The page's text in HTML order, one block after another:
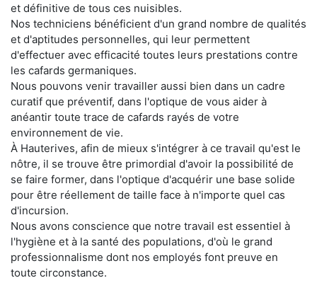
et définitive de tous ces nuisibles.
Nos techniciens bénéficient d'un grand nombre de qualités
et d'aptitudes personnelles, qui leur permettent
d'effectuer avec efficacité toutes leurs prestations contre
les cafards germaniques.
Nous pouvons venir travailler aussi bien dans un cadre
curatif que préventif, dans l'optique de vous aider à
anéantir toute trace de cafards rayés de votre
environnement de vie.
À Hauterives, afin de mieux s'intégrer à ce travail qu'est le
nôtre, il se trouve être primordial d'avoir la possibilité de
se faire former, dans l'optique d'acquérir une base solide
pour être réellement de taille face à n'importe quel cas
d'incursion.
Nous avons conscience que notre travail est essentiel à
l'hygiène et à la santé des populations, d'où le grand
professionnalisme dont nos employés font preuve en
toute circonstance.